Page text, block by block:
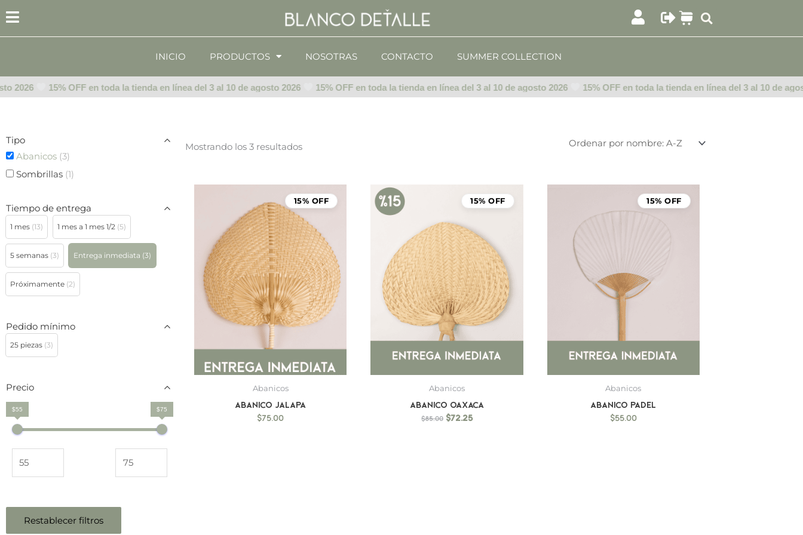
al
contenido
INICIO
PRODUCTOS NOSOTRAS CONTACTO SUMMER COLLECTION
2026 15% OFF en toda la tienda en línea del 3 al 10 de agosto 2026 15% OFF en toda la tienda en línea del 3 al 10 de agosto 2026 15% OFF en toda la tienda en línea del 3 al 10 de
Tipo
Abanicos (3)
Sombrillas (1)
Tiempo de entrega
1 mes (13) 1 mes a 1 mes 1/2 (5)
5 semanas (3) Entrega inmediata (3)
Próximamente (2)
Pedido mínimo
25 piezas (3)
Precio
$55 $75
Restablecer filtros
Mostrando los 3 resultados
15% OFF
Abanicos
Abanico Jalapa
$75.00
15% OFF
Abanicos
Abanico Oaxaca
$85.00
precio
original
$85.00.
$72.25
precio
actual
15% OFF
Abanicos
Abanico Padel
$55.00